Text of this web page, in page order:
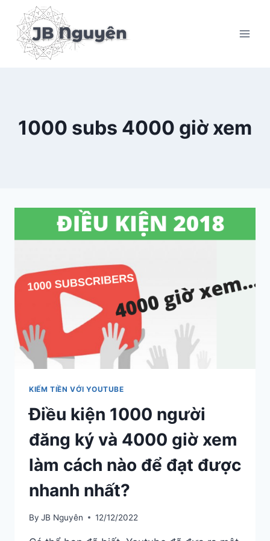
content
1000 subs 4000 giờ xem
KIẾM TIỀN VỚI YOUTUBE
Điều kiện 1000 người
đăng ký và 4000 giờ xem
làm cách nào để đạt được
nhanh nhất?
By JB Nguyên 12/12/2022